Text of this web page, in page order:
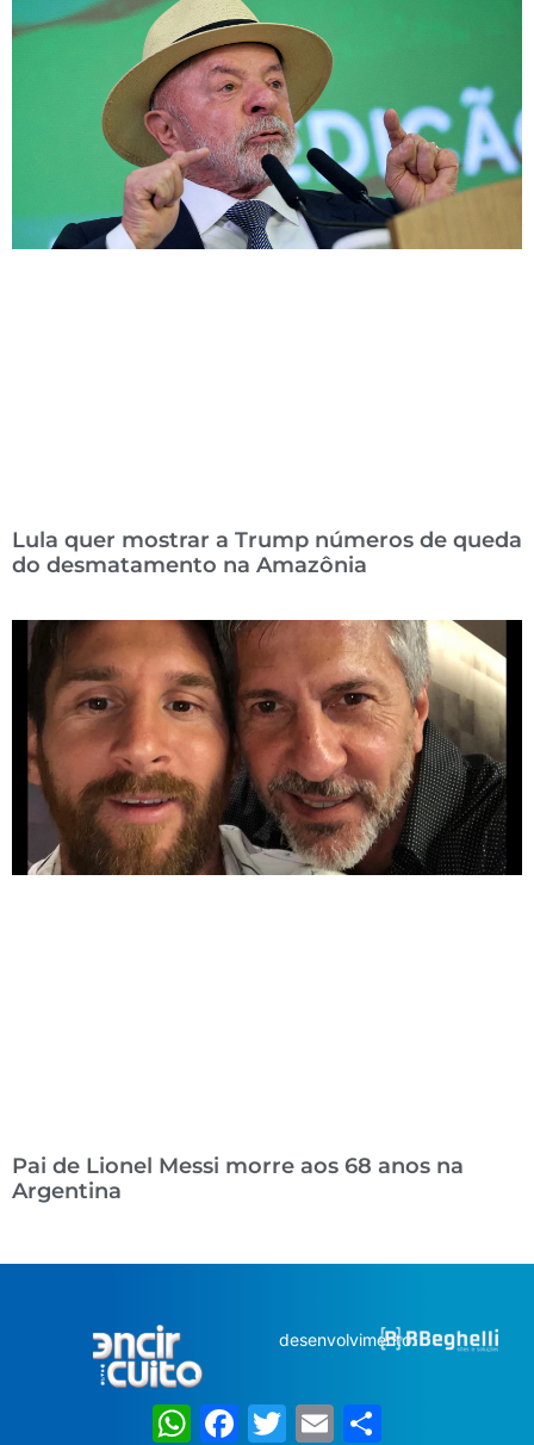
Lula quer mostrar a Trump números de queda
do desmatamento na Amazônia
Pai de Lionel Messi morre aos 68 anos na
Argentina
desenvolvimento:
WhatsAppFacebook
TwitterEmail